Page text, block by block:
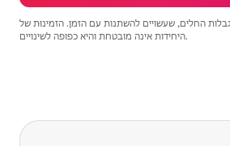
החלים, שעשויים להשתנות עם הזמן. הזמינוּת של
היחידות אינה מובטחת והיא כפופה לשינויים.